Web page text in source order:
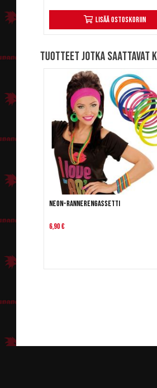
Lisää ostoskoriin
Tuotteet jotka saattavat
Neon-rannerengassetti
6,90 €